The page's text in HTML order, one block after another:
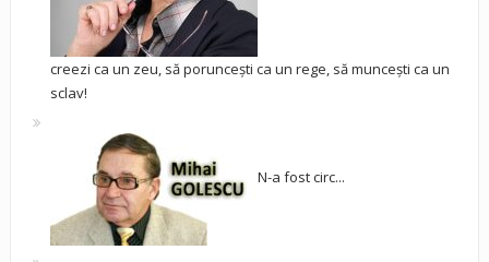
creezi ca un zeu, să poruncești ca un rege, să muncești ca un
sclav!
N-a fost circ...